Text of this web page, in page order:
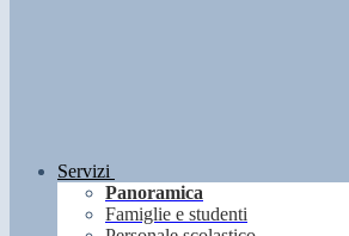
Servizi
Panoramica
Famiglie e studenti